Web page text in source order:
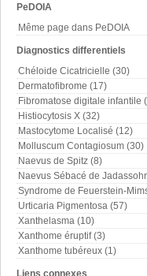
PeDOIA
Même page dans PeDOIA
Diagnostics differentiels
Chéloide Cicatricielle (30)
Dermatofibrome (17)
Fibromatose digitale infantile
Histiocytosis X (32)
Mastocytome Localisé (12)
Molluscum Contagiosum (30)
Naevus de Spitz (8)
Naevus Sébacé de
Syndrome de Feuerstein-
Urticaria Pigmentosa (57)
Xanthelasma (10)
Xanthome éruptif (3)
Xanthome tubéreux (1)
Liens connexes